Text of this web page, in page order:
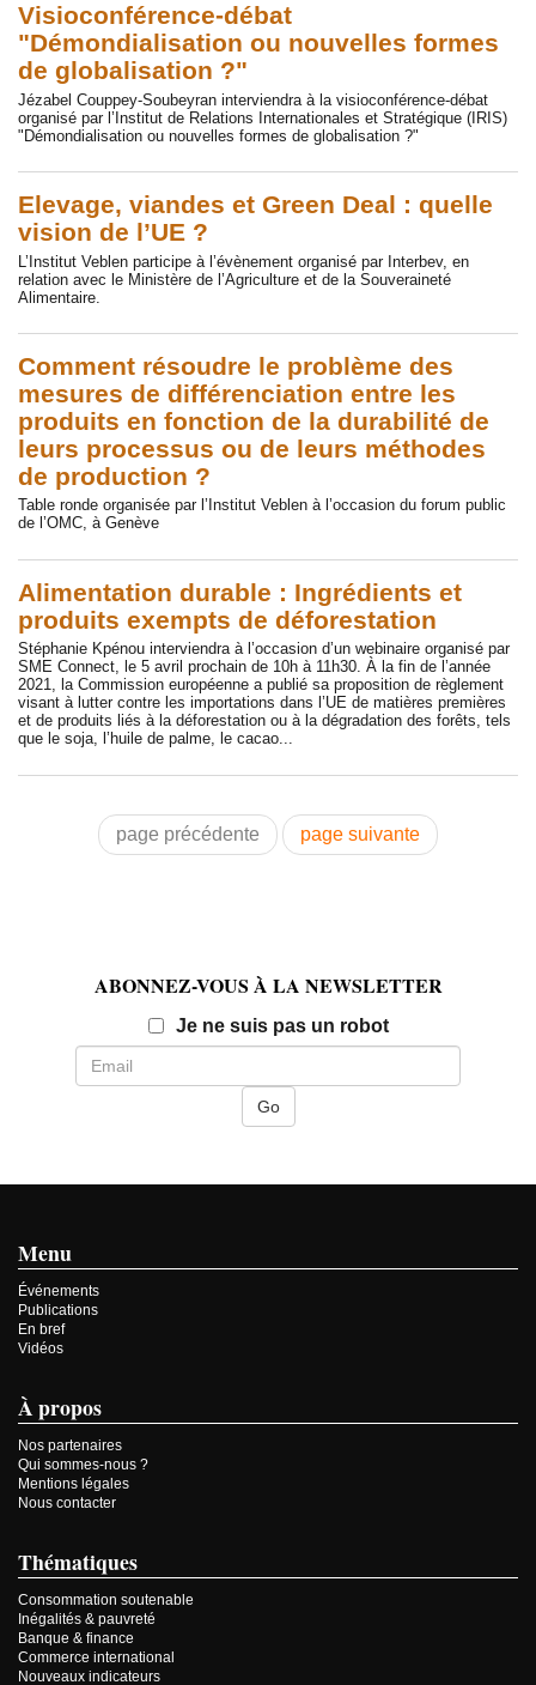
Visioconférence-débat
"Démondialisation ou nouvelles formes
de globalisation ?"
Jézabel Couppey-Soubeyran interviendra à la visioconférence-débat
organisé par l’Institut de Relations Internationales et Stratégique (IRIS)
"Démondialisation ou nouvelles formes de globalisation ?"
Elevage, viandes et Green Deal : quelle
vision de l’UE ?
L’Institut Veblen participe à l’évènement organisé par Interbev, en
relation avec le Ministère de l’Agriculture et de la Souveraineté
Alimentaire.
Comment résoudre le problème des
mesures de différenciation entre les
produits en fonction de la durabilité de
leurs processus ou de leurs méthodes
de production ?
Table ronde organisée par l’Institut Veblen à l’occasion du forum public
de l’OMC, à Genève
Alimentation durable : Ingrédients et
produits exempts de déforestation
Stéphanie Kpénou interviendra à l’occasion d’un webinaire organisé par
SME Connect, le 5 avril prochain de 10h à 11h30. À la fin de l’année
2021, la Commission européenne a publié sa proposition de règlement
visant à lutter contre les importations dans l’UE de matières premières
et de produits liés à la déforestation ou à la dégradation des forêts, tels
que le soja, l’huile de palme, le cacao...
page précédente page suivante
ABONNEZ-VOUS À LA NEWSLETTER
Je ne suis pas un robotEmail
Menu
Événements
Publications
En bref
Vidéos
À propos
Nos partenaires
Qui sommes-nous ?
Mentions légales
Nous contacter
Thématiques
Consommation soutenable
Inégalités & pauvreté
Banque & finance
Commerce international
Nouveaux indicateurs